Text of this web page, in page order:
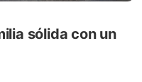
sólida con un